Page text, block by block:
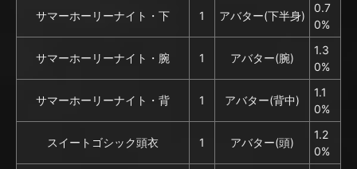
サマーホーリーナイト・下 1 アバター(下半身)
0.7
0%
サマーホーリーナイト・腕 1 アバター(腕)
1.3
0%
サマーホーリーナイト・背 1 アバター(背中)
1.1
0%
スイートゴシック頭衣 1 アバター(頭)
1.2
0%